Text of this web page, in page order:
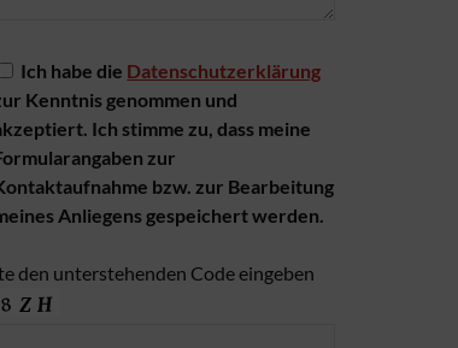
Ich habe die Datenschutzerklärung
Kenntnis genommen und
Ich stimme zu, dass meine
zur
bzw. zur Bearbeitung
Anliegens gespeichert werden.
den unterstehenden Code eingeben